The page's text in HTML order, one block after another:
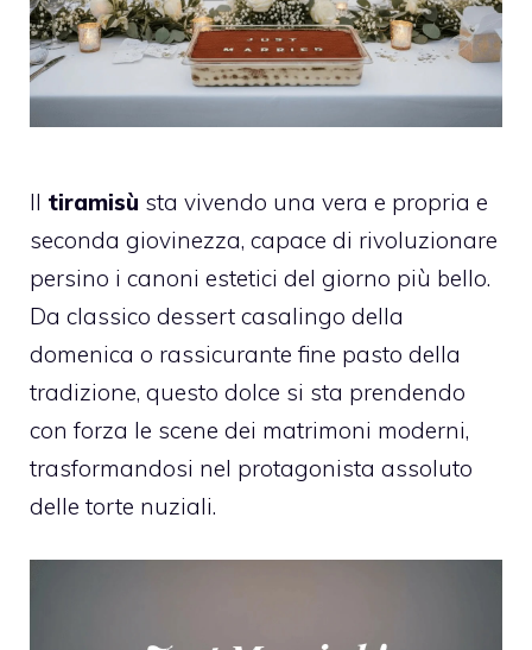
Il tiramisù sta vivendo una vera e propria e
seconda giovinezza, capace di rivoluzionare
persino i canoni estetici del giorno più bello.
Da classico dessert casalingo della
domenica o rassicurante fine pasto della
tradizione, questo dolce si sta prendendo
con forza le scene dei matrimoni moderni,
trasformandosi nel protagonista assoluto
delle torte nuziali.